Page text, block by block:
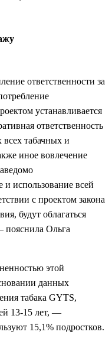
ответственности за
устанавливается
ответственность
всех табачных и
иное вовлечение
и использование всей
с проектом закона
будут облагаться
Ольга
этой
данных
табака GYTS,
13-15 лет, —
15,1% подростков.